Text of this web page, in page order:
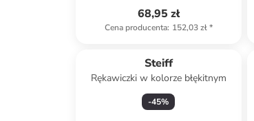
68,95 zł
Cena producenta: 152,03 zł*
Steiff
Rękawiczki w kolorze błękitnym
-45%